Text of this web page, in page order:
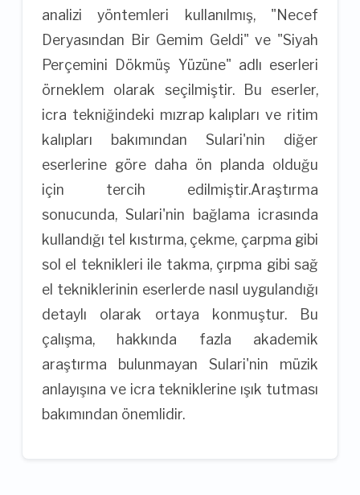
analizi yöntemleri kullanılmış, "Necef
Deryasından Bir Gemim Geldi" ve "Siyah
Perçemini Dökmüş Yüzüne" adlı eserleri
örneklem olarak seçilmiştir. Bu eserler,
icra tekniğindeki mızrap kalıpları ve ritim
kalıpları bakımından Sulari'nin diğer
eserlerine göre daha ön planda olduğu
için tercih edilmiştir.Araştırma
sonucunda, Sulari'nin bağlama icrasında
kullandığı tel kıstırma, çekme, çarpma gibi
sol el teknikleri ile takma, çırpma gibi sağ
el tekniklerinin eserlerde nasıl uygulandığı
detaylı olarak ortaya konmuştur. Bu
çalışma, hakkında fazla akademik
araştırma bulunmayan Sulari'nin müzik
anlayışına ve icra tekniklerine ışık tutması
bakımından önemlidir.